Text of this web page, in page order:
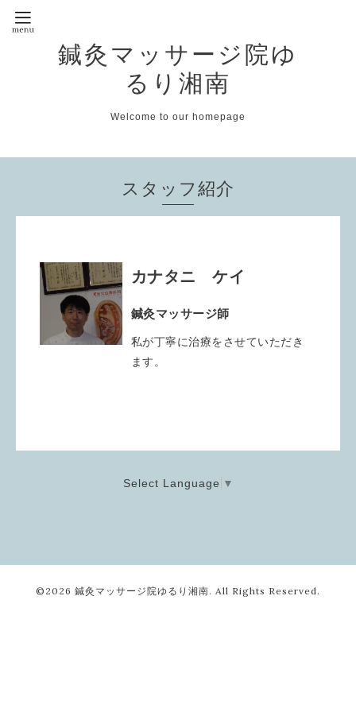
鍼灸マッサージ院ゆ
るり湘南
Welcome to our homepage
スタッフ紹介
カナタニ ケイ
鍼灸マッサージ師
私が丁寧に治療をさせていただき
ます。
Select Language ▼
©2026 鍼灸マッサージ院ゆるり湘南. All Rights Reserved.